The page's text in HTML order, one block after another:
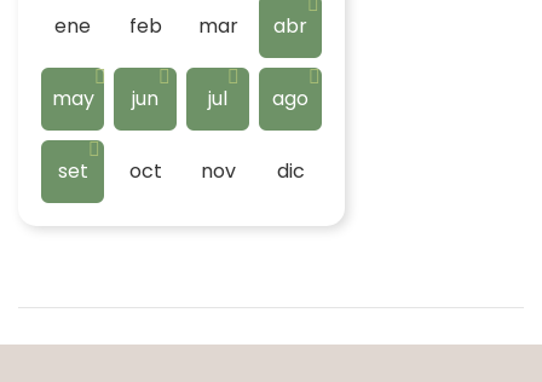
ene feb mar abr
may jun jul ago
set oct nov dic